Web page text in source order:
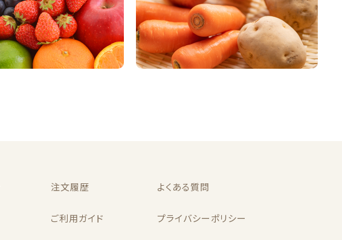
注文履歴
ご利用ガイド
よくある質問
プライバシーポリシー